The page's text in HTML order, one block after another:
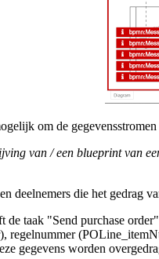
om de
van / een blueprint van
deelnemers die het gedrag
de taak "Send purchase
regelnummer
gegevens worden